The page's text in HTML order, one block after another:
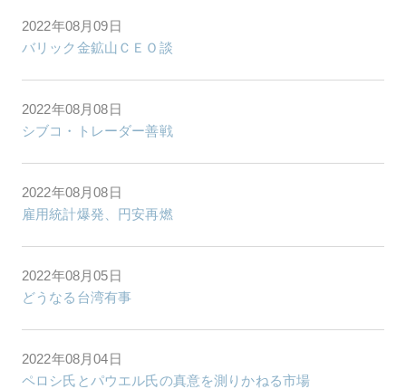
2022年08月09日
バリック金鉱山ＣＥＯ談
2022年08月08日
シブコ・トレーダー善戦
2022年08月08日
雇用統計爆発、円安再燃
2022年08月05日
どうなる台湾有事
2022年08月04日
ペロシ氏とパウエル氏の真意を測りかねる市場